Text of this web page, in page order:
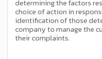
determining the factors
choice of action in
identification of those
company to manage the
their complaints.